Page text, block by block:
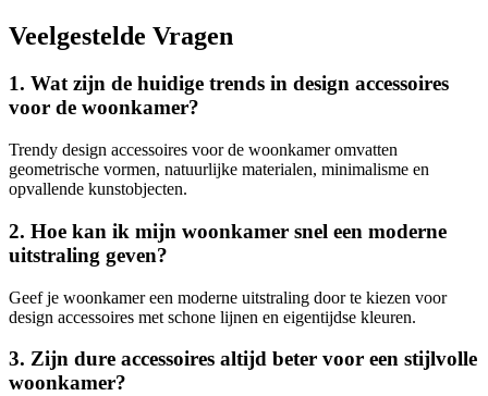
Veelgestelde Vragen
1. Wat zijn de huidige trends in design accessoires
voor de woonkamer?
Trendy design accessoires voor de woonkamer omvatten
geometrische vormen, natuurlijke materialen, minimalisme en
opvallende kunstobjecten.
2. Hoe kan ik mijn woonkamer snel een moderne
uitstraling geven?
Geef je woonkamer een moderne uitstraling door te kiezen voor
design accessoires met schone lijnen en eigentijdse kleuren.
3. Zijn dure accessoires altijd beter voor een stijlvolle
woonkamer?